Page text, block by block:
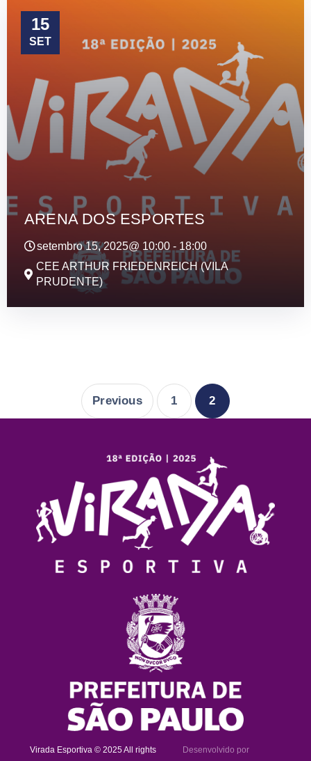
15
SET
ARENA DOS ESPORTES
setembro 15, 2025@ 10:00 - 18:00
CEE ARTHUR FRIEDENREICH (VILA
PRUDENTE)
Previous 1 2
Virada Esportiva © 2025 All rights Desenvolvido por